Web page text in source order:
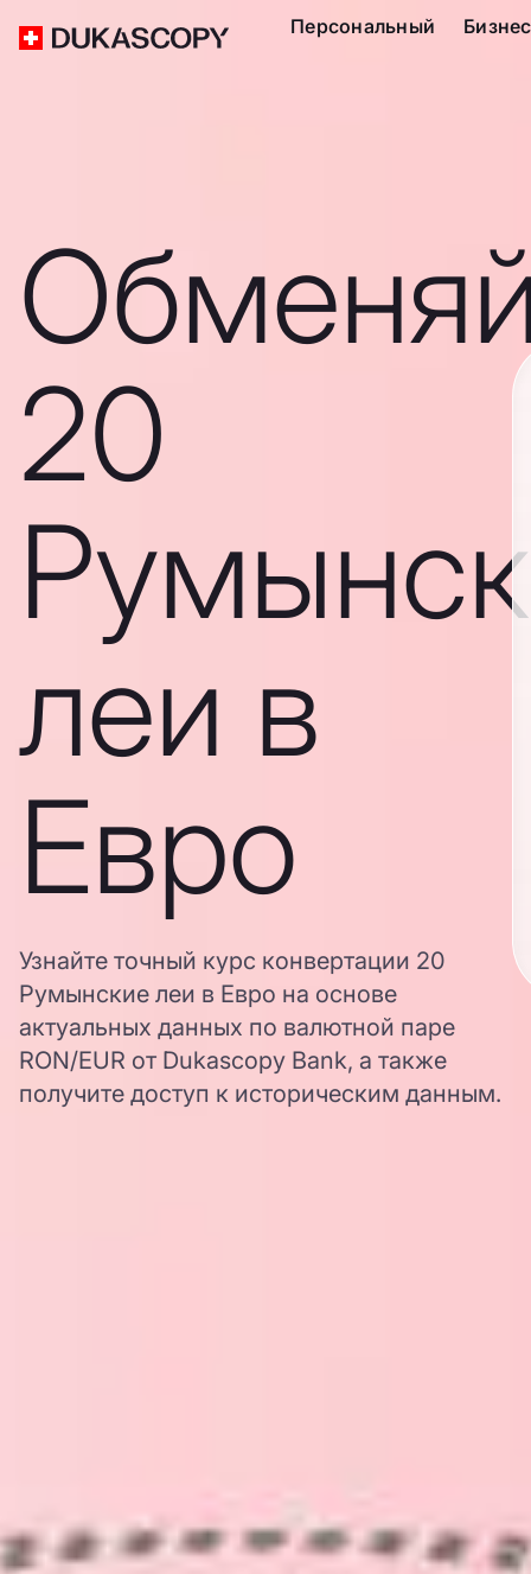
Персональный Бизнес
20
леи в
Евро
Узнайте точный курс конвертации 20
Румынские леи в Евро на основе
актуальных данных по валютной паре
RON/EUR от Dukascopy Bank, а также
получите доступ к историческим данным.